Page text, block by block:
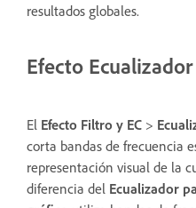
resultados globales.
Efecto
El Efecto Filtro y EC >
corta bandas de frecuencia
representación visual de la
diferencia del Ecualizador